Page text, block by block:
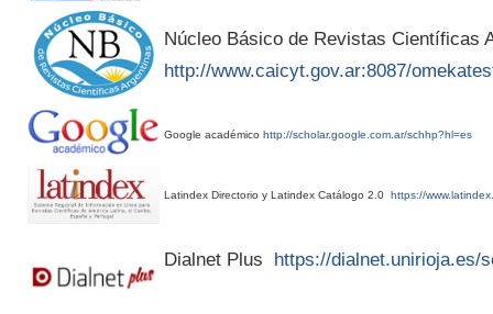
Núcleo Básico de Revistas Científicas
http://www.caicyt.gov.ar:8087/
Google académico http://scholar.google.com.ar/schhp?hl=es
Latindex Directorio y Latindex Catálogo 2.0 https://
Dialnet Plus https://dialnet.unirioja.es/